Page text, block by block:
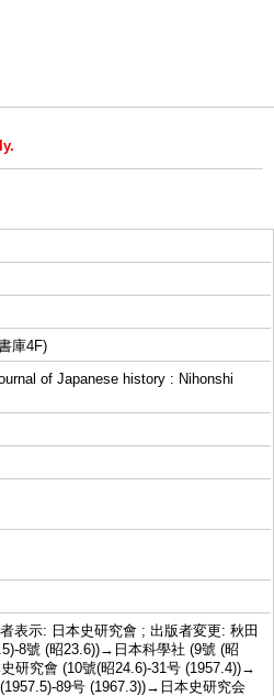
庫4F)
of Japanese history : Nihonshi
表示: 日本史研究會 ; 出版者変更: 秋田
8號 (昭23.6))→日本科學社 (9號 (昭
研究會 (10號(昭24.6)-31号 (1957.4))→
89号 (1967.3))→日本史研究会